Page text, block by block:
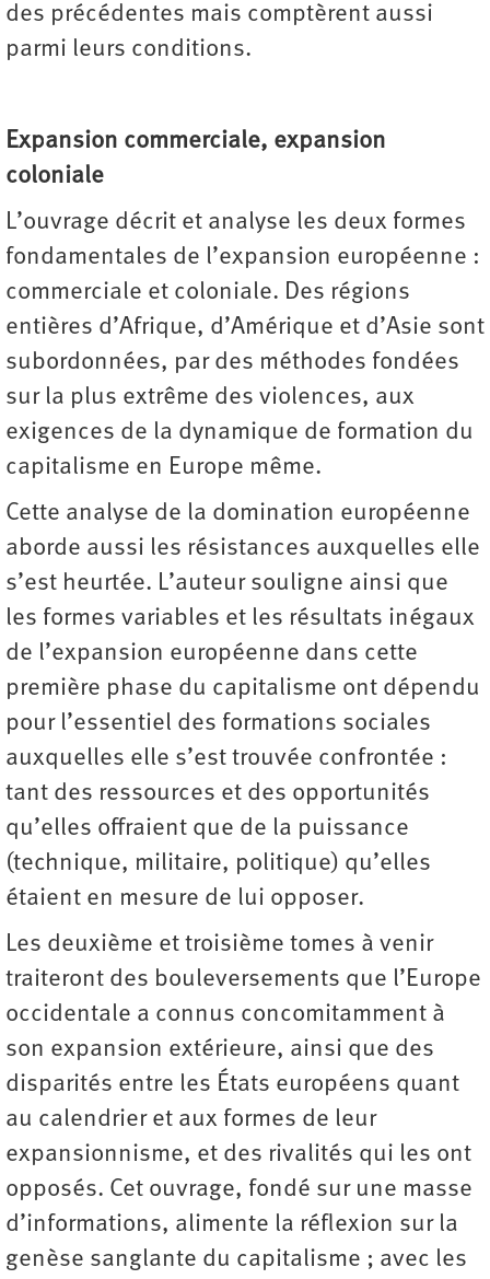
des précédentes mais comptèrent aussi
parmi leurs conditions.
Expansion commerciale, expansion
coloniale
L’ouvrage décrit et analyse les deux formes
fondamentales de l’expansion européenne :
commerciale et coloniale. Des régions
entières d’Afrique, d’Amérique et d’Asie sont
subordonnées, par des méthodes fondées
sur la plus extrême des violences, aux
exigences de la dynamique de formation du
capitalisme en Europe même.
Cette analyse de la domination européenne
aborde aussi les résistances auxquelles elle
s’est heurtée. L’auteur souligne ainsi que
les formes variables et les résultats inégaux
de l’expansion européenne dans cette
première phase du capitalisme ont dépendu
pour l’essentiel des formations sociales
auxquelles elle s’est trouvée confrontée :
tant des ressources et des opportunités
qu’elles offraient que de la puissance
(technique, militaire, politique) qu’elles
étaient en mesure de lui opposer.
Les deuxième et troisième tomes à venir
traiteront des bouleversements que l’Europe
occidentale a connus concomitamment à
son expansion extérieure, ainsi que des
disparités entre les États européens quant
au calendrier et aux formes de leur
expansionnisme, et des rivalités qui les ont
opposés. Cet ouvrage, fondé sur une masse
d’informations, alimente la réflexion sur la
genèse sanglante du capitalisme ; avec les